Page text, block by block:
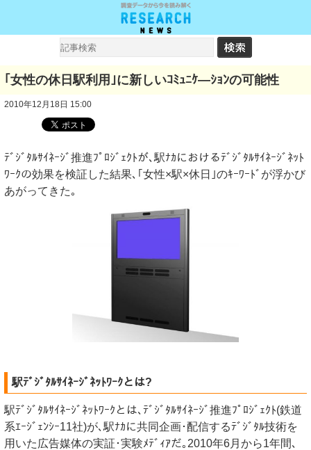
｢女性の休日駅利用｣に新しいｺﾐｭﾆｹ―ｼｮﾝの可能性
2010年12月18日 15:00
ﾃﾞｼﾞﾀﾙｻｲﾈｰｼﾞ推進ﾌﾟﾛｼﾞｪｸﾄが､駅ﾅｶにおけるﾃﾞｼﾞﾀﾙｻｲﾈｰｼﾞﾈｯﾄ
ﾜｰｸの効果を検証した結果､｢女性×駅×休日｣のｷｰﾜｰﾄﾞが浮かび
あがってきた｡
駅ﾃﾞｼﾞﾀﾙｻｲﾈｰｼﾞﾈｯﾄﾜｰｸとは?
駅ﾃﾞｼﾞﾀﾙｻｲﾈｰｼﾞﾈｯﾄﾜｰｸとは､ﾃﾞｼﾞﾀﾙｻｲﾈｰｼﾞ推進ﾌﾟﾛｼﾞｪｸﾄ(鉄道
系ｴｰｼﾞｪﾝｼｰ11社)が､駅ﾅｶに共同企画･配信するﾃﾞｼﾞﾀﾙ技術を
用いた広告媒体の実証･実験ﾒﾃﾞｨｱだ｡2010年6月から1年間､